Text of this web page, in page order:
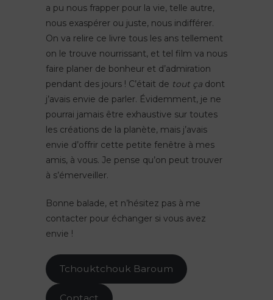
a pu nous frapper pour la vie, telle autre,
nous exaspérer ou juste, nous indifférer.
On va relire ce livre tous les ans tellement
on le trouve nourrissant, et tel film va nous
faire planer de bonheur et d’admiration
pendant des jours ! C’était de tout çadont
j’avais envie de parler. Évidemment, je ne
pourrai jamais être exhaustive sur toutes
les créations de la planète, mais j’avais
envie d’offrir cette petite fenêtre à mes
amis, à vous. Je pense qu’on peut trouver
à s’émerveiller.
Bonne balade, et n’hésitez pas à me
contacter pour échanger si vous avez
envie !
Tchouktchouk Baroum